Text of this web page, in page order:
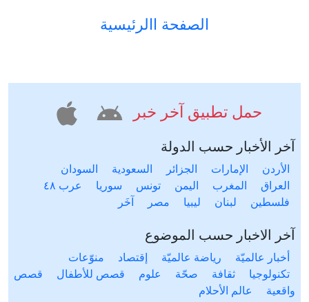
الصفحة االرئيسية
حمل تطبيق آخر خبر
آخر الأخبار حسب الدولة
الأردن الإمارات الجزائر السعودية
السودان
العراق
المغرب اليمن تونس سوريا
عرب ٤٨
فلسطين
لبنان ليبيا مصر آخَر
آخر الاخبار حسب الموضوع
أخبار عالميّة رياضة عالميّة إقتصاد
منوّعات
تكنولوجيا
ثقافة صحّة علوم قصص للأطفال
قصص
واقعية
عالم الأحلام